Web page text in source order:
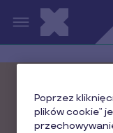
Przejdź do treści
Świętuj
razem z
Poprzez
plików cookie”